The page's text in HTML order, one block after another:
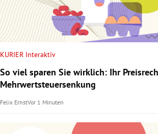
KURIER Interaktiv
So viel sparen Sie wirklich: Ihr
Mehrwertsteuersenkung
Felix ErnstVor 1 Minuten